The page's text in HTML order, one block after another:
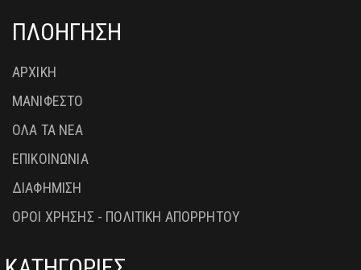
ΠΛΟΗΓΗΣΗ
ΑΡΧΙΚΗ
ΜΑΝΙΦΕΣΤΟ
ΟΛΑ ΤΑ ΝΕΑ
ΕΠΙΚΟΙΝΩΝΙΑ
ΔΙΑΦΗΜΙΣΗ
ΟΡΟΙ ΧΡΗΣΗΣ - ΠΟΛΙΤΙΚΗ ΑΠΟΡΡΗΤΟΥ